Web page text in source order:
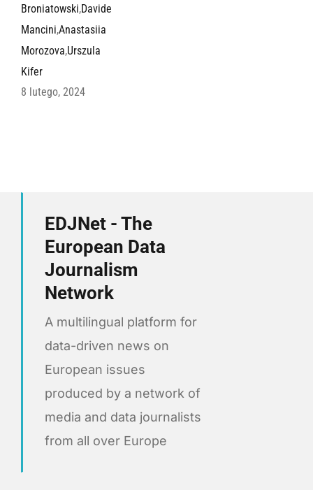
Broniatowski,Davide
Mancini,Anastasiia
Morozova,Urszula
Kifer
8 lutego, 2024
EDJNet - The
European Data
Journalism
Network
A multilingual platform for
data-driven news on
European issues
produced by a network of
media and data journalists
from all over Europe